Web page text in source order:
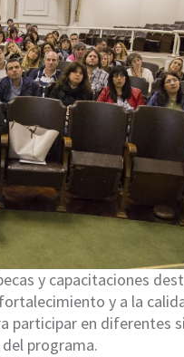
y capacitaciones
y a la
participar en diferentes
programa.